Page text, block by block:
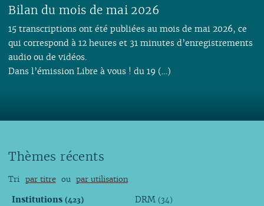
Bilan du mois de mai 2026
15 transcriptions ont été publiées au mois de mai 2026, ce
qui correspond à 12 heures et 31 minutes d’enregistrements
audio ou de vidéos.
Dans l’émission Libre à vous ! du 19 (…)
Thèmes récents
Tri par titre ou par utilisation
Institutions (423) DRM (34)